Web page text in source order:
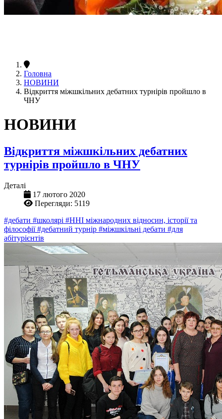
Головна
НОВИНИ
Відкриття міжшкільних дебатних турнірів пройшло в
ЧНУ
НОВИНИ
Відкриття міжшкільних дебатних
турнірів пройшло в ЧНУ
Деталі
17 лютого 2020
Перегляди: 5119
#дебати #школярі #ННІ міжнародних відносин, історії та
філософії#дебатний турнір #міжшкільні дебати #для
абітурієнтів